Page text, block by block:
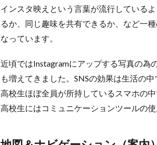
インスタ映えという言葉が流行している
るか、同じ趣味を共有できるか、など一
なっています。
近頃ではInstagramにアップする写真の為
も増えてきました。SNSの効果は生活の
高校生ほぼ全員が所持しているスマホの
高校生にはコミュニケーションツールの使